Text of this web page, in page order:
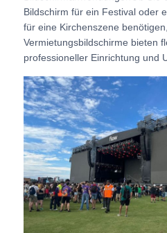
Über uns
Werksbesichtigung
Qualitätskontrolle
Kontakt
Nachrichten
Bildschirm für ein Festival oder
für eine Kirchenszene
Vermietungsbildschirme bieten
professioneller Einrichtung und